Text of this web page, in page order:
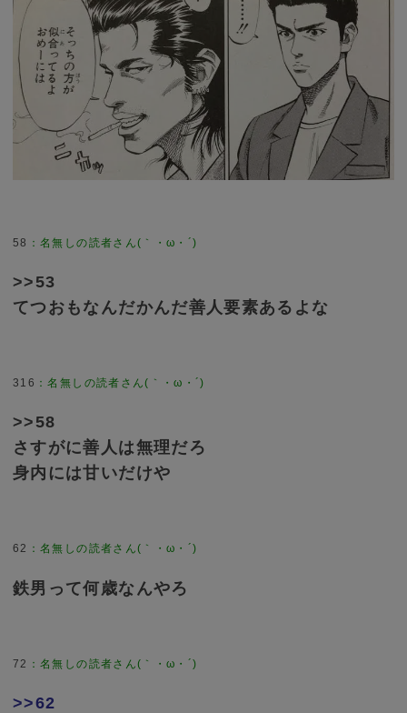
58
>>53
てつおもなんだかんだ善人要素あるよな
316
>>58
さすがに善人は無理だろ
身内には甘いだけや
62
鉄男って何歳なんやろ
72
>>62